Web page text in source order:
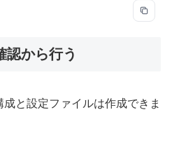
認から行う
と設定ファイルは作成できま